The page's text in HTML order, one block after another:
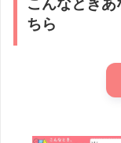
ちら